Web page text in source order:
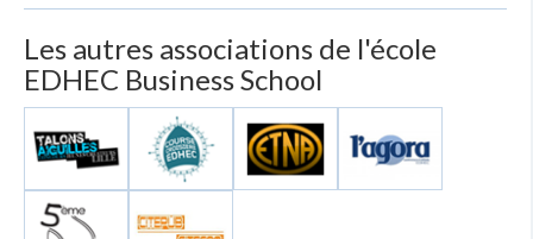
Les autres associations de l'école
EDHEC Business School